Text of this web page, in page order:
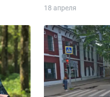
18 апреля